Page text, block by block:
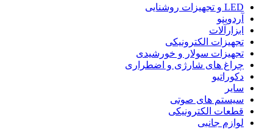
LED و تجهیزات روشنایی
آردوینو
ابزارآلات
تجهیزات الکترونیکی
تجهیزات سولار و خورشیدی
چراغ های شارژی و اضطراری
دکوراتیو
سایر
سیستم های صوتی
قطعات الکترونیکی
لوازم جانبی